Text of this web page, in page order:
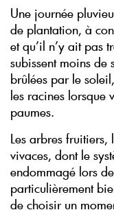
Une journée
de plantation, à
et qu’il n’y ait pas
subissent moins de
brûlées par le
les racines lorsque
paumes.
Les arbres fruitiers,
vivaces, dont le
endommagé lors
particulièrement
de choisir un